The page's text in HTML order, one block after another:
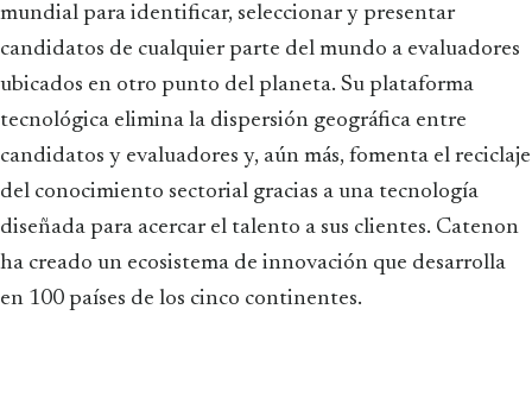
mundial para identificar, seleccionar y presentar
candidatos de cualquier parte del mundo a evaluadores
ubicados en otro punto del planeta. Su plataforma
tecnológica elimina la dispersión geográfica entre
candidatos y evaluadores y, aún más, fomenta el reciclaje
del conocimiento sectorial gracias a una tecnología
diseñada para acercar el talento a sus clientes. Catenon
ha creado un ecosistema de innovación que desarrolla
en 100 países de los cinco continentes.